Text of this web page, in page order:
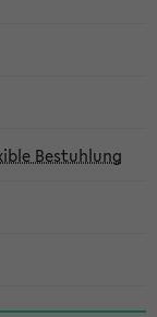
Bestuhlung